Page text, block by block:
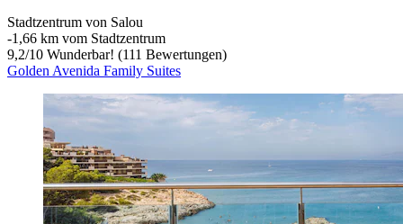
Stadtzentrum von Salou
‐1,66 km vom Stadtzentrum
9,2/10 Wunderbar! (111 Bewertungen)
Golden Avenida Family Suites